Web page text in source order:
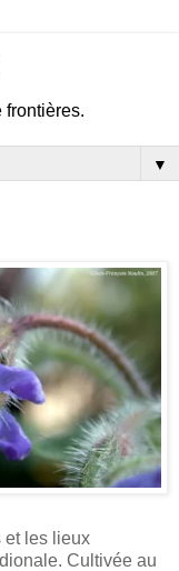
frontières.
▼
et les lieux
Cultivée au